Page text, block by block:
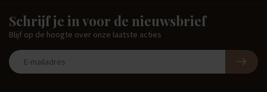
Schrijf je in voor de nieuwsbrief
Blijf op de hoogte over onze laatste acties